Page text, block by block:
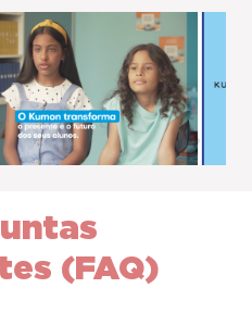
Next
(FAQ)